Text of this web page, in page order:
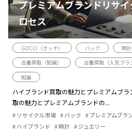
プレミアムブランドリサ
ロセス
GUCCI（グッチ） バック 時計
古着買取（知識）
古着買取（人気ブラ
知識
ハイブランド買取の魅力とプレミアムブ
取の魅力とプレミアムブランドの...
リサイクル市場 バック プレミアムブラ
ハイブランド
時計 ジュエリー